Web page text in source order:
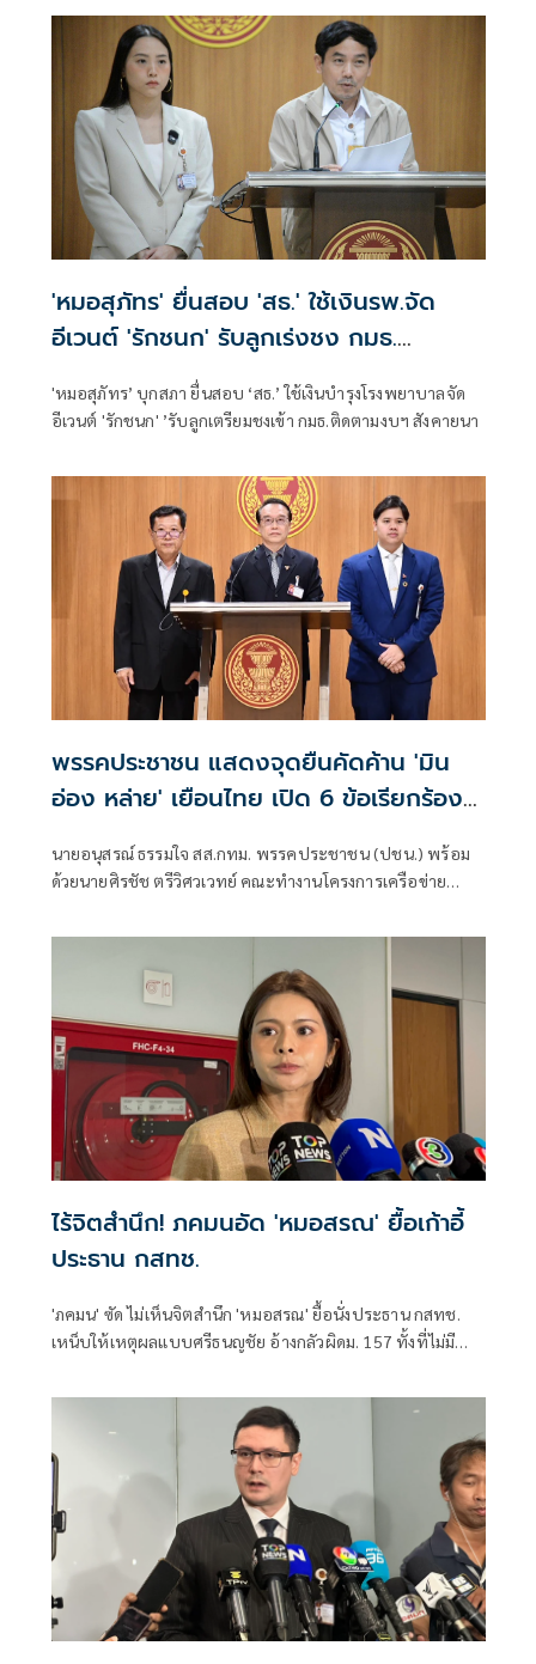
'หมอสุภัทร' ยื่นสอบ 'สธ.' ใช้เงินรพ.จัด
อีเวนต์ 'รักชนก' รับลูกเร่งชง กมธ.
'หมอสุภัทร’ บุกสภา ยื่นสอบ ‘สธ.’ ใช้เงินบำรุงโรงพยาบาลจัด
อีเวนต์ 'รักชนก' ’รับลูกเตรียมชงเข้า กมธ.ติดตามงบฯ สังคายนา
พรรคประชาชน แสดงจุดยืนคัดค้าน 'มิน
อ่อง หล่าย' เยือนไทย เปิด 6 ข้อเรียกร้อง
นายอนุสรณ์ ธรรมใจ สส.กทม. พรรคประชาชน (ปชน.) พร้อม
ด้วยนายศิรชัช ตรีวิศวเวทย์ คณะทำงานโครงการเครือข่าย
พัฒนาอย่างยั่งยืน แถลงคัดค้านการเยือนไทยอย่างเป็นทางการ
ไร้จิตสำนึก! ภคมนอัด 'หมอสรณ' ยื้อเก้าอี้
ประธาน กสทช.
'ภคมน' ซัด ไม่เห็นจิตสำนึก 'หมอสรณ' ยื้อนั่งประธาน กสทช.
เหน็บให้เหตุผลแบบศรีธนญชัย อ้างกลัวผิดม. 157 ทั้งที่ไม่มี
ตำแหน่งได้แล้ว